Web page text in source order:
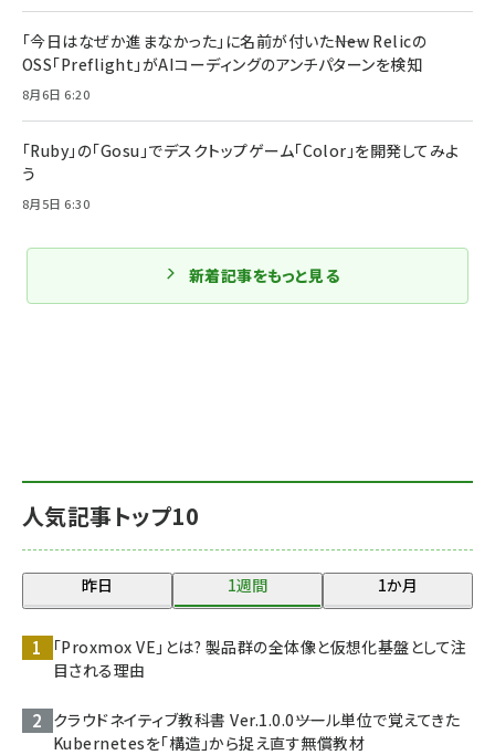
人気記事トップ10
昨日 1週間 1か月
「Proxmox VE」とは? 製品群の全体像と仮想化基盤として注
目される理由
クラウドネイティブ教科書 Ver.1.0.0――ツール単位で覚えてきた
Kubernetesを「構造」から捉え直す無償教材
「今日はなぜか進まなかった」に名前が付いた――New Relicの
OSS「Preflight」がAIコーディングのアンチパターンを検知
8月6日 6:20
「Ruby」の「Gosu」でデスクトップゲーム「Color」を開発してみよ
う
8月5日 6:30
新着記事をもっと見る